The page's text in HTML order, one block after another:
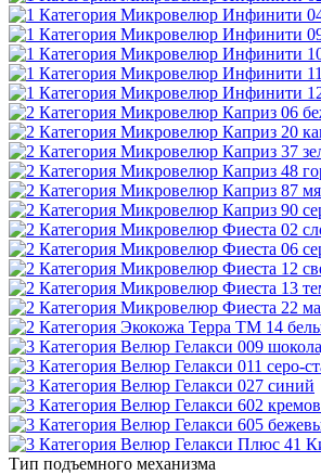
Тип подъемного механизма